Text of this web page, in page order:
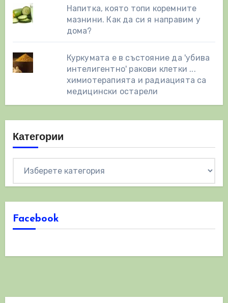
Напитка, която топи коремните
мазнини. Как да си я направим у
дома?
Куркумата е в състояние да 'убива
интелигентно' ракови клетки ...
химиотерапията и радиацията са
медицински остарели
Категории
Facebook